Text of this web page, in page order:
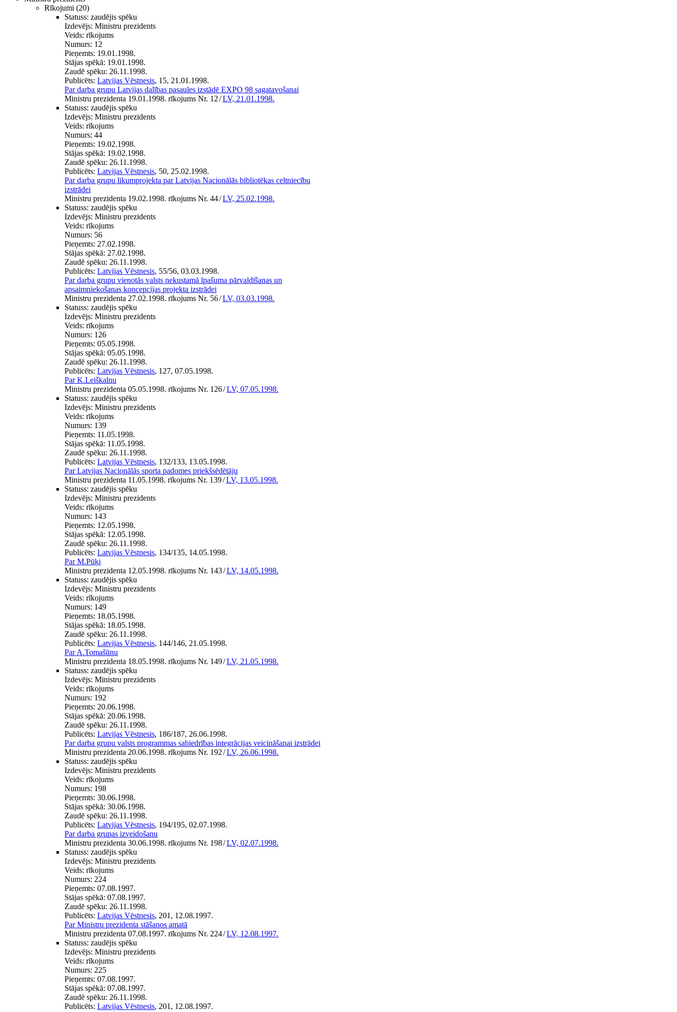
Rīkojumi (20)
Statuss: zaudējis spēku
Izdevējs: Ministru prezidents
Veids: rīkojums
Numurs: 12
Pieņemts: 19.01.1998.
Stājas spēkā: 19.01.1998.
Zaudē spēku: 26.11.1998.
Publicēts: Latvijas Vēstnesis, 15, 21.01.1998.
Par darba grupu Latvijas dalības pasaules izstādē EXPO 98 sagatavošanai
Ministru prezidenta 19.01.1998. rīkojums Nr. 12/LV, 21.01.1998.
Statuss: zaudējis spēku
Izdevējs: Ministru prezidents
Veids: rīkojums
Numurs: 44
Pieņemts: 19.02.1998.
Stājas spēkā: 19.02.1998.
Zaudē spēku: 26.11.1998.
Publicēts: Latvijas Vēstnesis, 50, 25.02.1998.
Par darba grupu likumprojekta par Latvijas Nacionālās bibliotēkas celtniecību
izstrādei
Ministru prezidenta 19.02.1998. rīkojums Nr. 44/LV, 25.02.1998.
Statuss: zaudējis spēku
Izdevējs: Ministru prezidents
Veids: rīkojums
Numurs: 56
Pieņemts: 27.02.1998.
Stājas spēkā: 27.02.1998.
Zaudē spēku: 26.11.1998.
Publicēts: Latvijas Vēstnesis, 55/56, 03.03.1998.
Par darba grupu vienotās valsts nekustamā īpašuma pārvaldīšanas un
apsaimniekošanas koncepcijas projekta izstrādei
Ministru prezidenta 27.02.1998. rīkojums Nr. 56/LV, 03.03.1998.
Statuss: zaudējis spēku
Izdevējs: Ministru prezidents
Veids: rīkojums
Numurs: 126
Pieņemts: 05.05.1998.
Stājas spēkā: 05.05.1998.
Zaudē spēku: 26.11.1998.
Publicēts: Latvijas Vēstnesis, 127, 07.05.1998.
Par K.Leiškalnu
Ministru prezidenta 05.05.1998. rīkojums Nr. 126/LV, 07.05.1998.
Statuss: zaudējis spēku
Izdevējs: Ministru prezidents
Veids: rīkojums
Numurs: 139
Pieņemts: 11.05.1998.
Stājas spēkā: 11.05.1998.
Zaudē spēku: 26.11.1998.
Publicēts: Latvijas Vēstnesis, 132/133, 13.05.1998.
Par Latvijas Nacionālās sporta padomes priekšsēdētāju
Ministru prezidenta 11.05.1998. rīkojums Nr. 139/LV, 13.05.1998.
Statuss: zaudējis spēku
Izdevējs: Ministru prezidents
Veids: rīkojums
Numurs: 143
Pieņemts: 12.05.1998.
Stājas spēkā: 12.05.1998.
Zaudē spēku: 26.11.1998.
Publicēts: Latvijas Vēstnesis, 134/135, 14.05.1998.
Par M.Pūķi
Ministru prezidenta 12.05.1998. rīkojums Nr. 143/LV, 14.05.1998.
Statuss: zaudējis spēku
Izdevējs: Ministru prezidents
Veids: rīkojums
Numurs: 149
Pieņemts: 18.05.1998.
Stājas spēkā: 18.05.1998.
Zaudē spēku: 26.11.1998.
Publicēts: Latvijas Vēstnesis, 144/146, 21.05.1998.
Par A.Tomašūnu
Ministru prezidenta 18.05.1998. rīkojums Nr. 149/LV, 21.05.1998.
Statuss: zaudējis spēku
Izdevējs: Ministru prezidents
Veids: rīkojums
Numurs: 192
Pieņemts: 20.06.1998.
Stājas spēkā: 20.06.1998.
Zaudē spēku: 26.11.1998.
Publicēts: Latvijas Vēstnesis, 186/187, 26.06.1998.
Par darba grupu valsts programmas sabiedrības integrācijas veicināšanai izstrādei
Ministru prezidenta 20.06.1998. rīkojums Nr. 192/LV, 26.06.1998.
Statuss: zaudējis spēku
Izdevējs: Ministru prezidents
Veids: rīkojums
Numurs: 198
Pieņemts: 30.06.1998.
Stājas spēkā: 30.06.1998.
Zaudē spēku: 26.11.1998.
Publicēts: Latvijas Vēstnesis, 194/195, 02.07.1998.
Par darba grupas izveidošanu
Ministru prezidenta 30.06.1998. rīkojums Nr. 198/LV, 02.07.1998.
Statuss: zaudējis spēku
Izdevējs: Ministru prezidents
Veids: rīkojums
Numurs: 224
Pieņemts: 07.08.1997.
Stājas spēkā: 07.08.1997.
Zaudē spēku: 26.11.1998.
Publicēts: Latvijas Vēstnesis, 201, 12.08.1997.
Par Ministru prezidenta stāšanos amatā
Ministru prezidenta 07.08.1997. rīkojums Nr. 224/LV, 12.08.1997.
Statuss: zaudējis spēku
Izdevējs: Ministru prezidents
Veids: rīkojums
Numurs: 225
Pieņemts: 07.08.1997.
Stājas spēkā: 07.08.1997.
Zaudē spēku: 26.11.1998.
Publicēts: Latvijas Vēstnesis, 201, 12.08.1997.